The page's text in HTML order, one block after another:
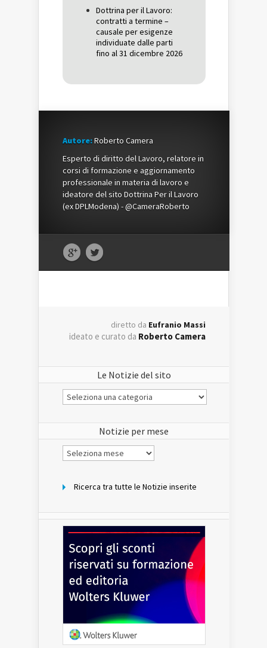
Dottrina per il Lavoro:
contratti a termine –
causale per esigenze
individuate dalle parti
fino al 31 dicembre 2026
Autore:Roberto Camera
Esperto di diritto del Lavoro, relatore in
corsi di formazione e aggiornamento
professionale in materia di lavoro e
ideatore del sito Dottrina Per il Lavoro
(ex DPLModena) - @CameraRoberto
diretto da Eufranio Massi
ideato e curato da Roberto Camera
Le Notizie del sito
Le
Notizie
Notizie per mese
Notizie
per
Ricerca tra tutte le Notizie inserite